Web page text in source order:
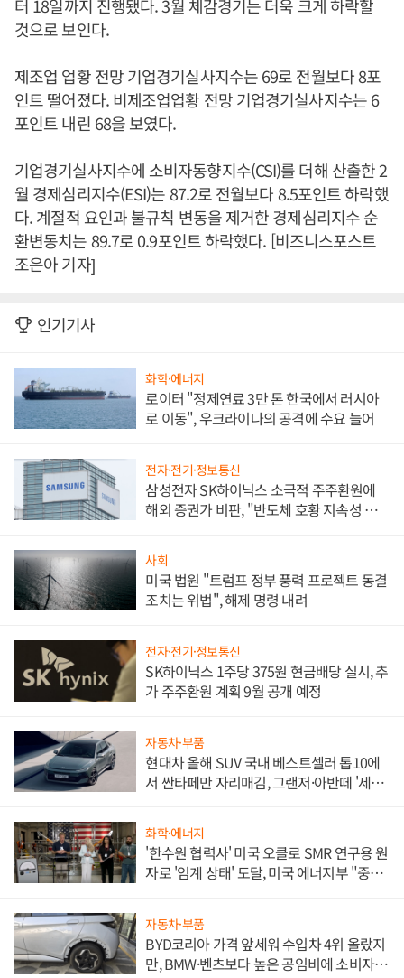
터 18일까지 진행됐다. 3월 체감경기는 더욱 크게 하락할
것으로 보인다.
제조업 업황 전망 기업경기실사지수는 69로 전월보다 8포
인트 떨어졌다. 비제조업업황 전망 기업경기실사지수는 6
포인트 내린 68을 보였다.
기업경기실사지수에 소비자동향지수(CSI)를 더해 산출한 2
월 경제심리지수(ESI)는 87.2로 전월보다 8.5포인트 하락했
다. 계절적 요인과 불규칙 변동을 제거한 경제심리지수 순
환변동치는 89.7로 0.9포인트 하락했다. [비즈니스포스트
조은아 기자]
인기기사
화학·에너지
로이터 "정제연료 3만 톤 한국에서 러시아
로 이동", 우크라이나의 공격에 수요 늘어
전자·전기·정보통신
삼성전자 SK하이닉스 소극적 주주환원에
해외 증권가 비판, "반도체 호황 지속성 의
사회
미국 법원 "트럼프 정부 풍력 프로젝트 동결
조치는 위법", 해제 명령 내려
전자·전기·정보통신
SK하이닉스 1주당 375원 현금배당 실시, 추
가 주주환원 계획 9월 공개 예정
자동차·부품
현대차 올해 SUV 국내 베스트셀러 톱10에
서 싼타페만 자리매김, 그랜저·아반떼 '세단
화학·에너지
'한수원 협력사' 미국 오클로 SMR 연구용 원
자로 '임계 상태' 도달, 미국 에너지부 "중요
자동차·부품
BYD코리아 가격 앞세워 수입차 4위 올랐지
만, BMW·벤츠보다 높은 공임비에 소비자